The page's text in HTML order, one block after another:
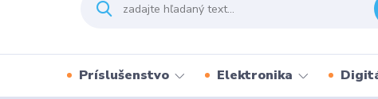
Príslušenstvo Elektronika